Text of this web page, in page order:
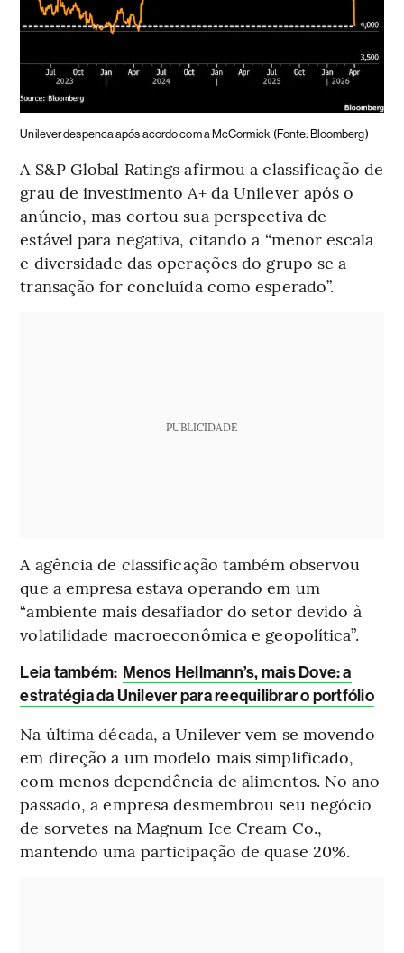
Unilever despenca após acordo com a McCormick (Fonte: Bloomberg)
A S&P Global Ratings afirmou a classificação de
grau de investimento A+ da Unilever após o
anúncio, mas cortou sua perspectiva de
estável para negativa, citando a “menor escala
e diversidade das operações do grupo se a
transação for concluída como esperado”.
PUBLICIDADE
A agência de classificação também observou
que a empresa estava operando em um
“ambiente mais desafiador do setor devido à
volatilidade macroeconômica e geopolítica”.
Leia também: Menos Hellmann’s, mais Dove: a
estratégia da Unilever para reequilibrar o portfólio
Na última década, a Unilever vem se movendo
em direção a um modelo mais simplificado,
com menos dependência de alimentos. No ano
passado, a empresa desmembrou seu negócio
de sorvetes na Magnum Ice Cream Co.,
mantendo uma participação de quase 20%.